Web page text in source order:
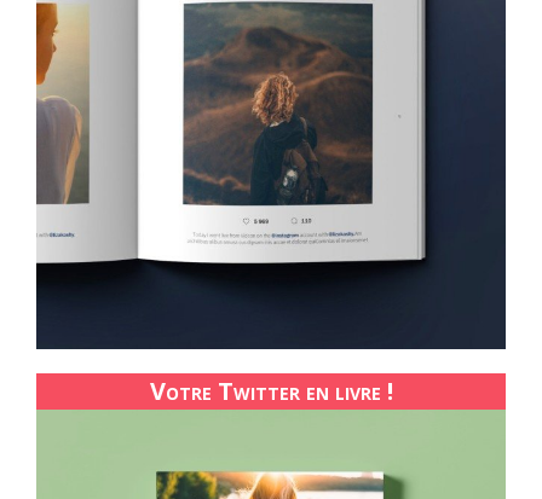
Votre Twitter en livre !